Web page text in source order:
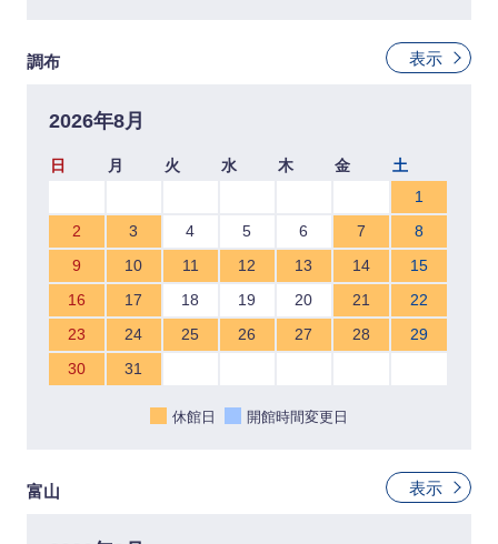
調布 表示
2026年8月
日 月 火 水 木 金
土
1
2
3 4 5 6 7
8
9
10 11 12 13 14
15
16
17 18 19 20 21
22
23
24 25 26 27 28
29
30
31
休館日 開館時間変更日
富山 表示